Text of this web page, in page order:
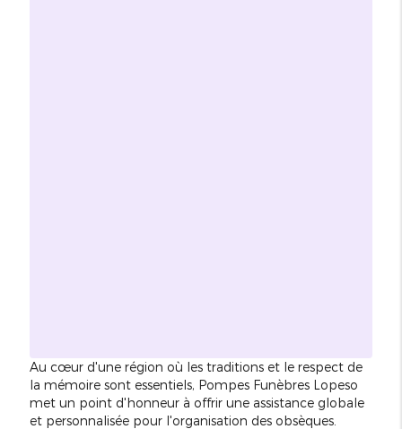
Au cœur d'une région où les traditions et le respect de
la mémoire sont essentiels, Pompes Funèbres Lopeso
met un point d'honneur à offrir une assistance globale
et personnalisée pour l'organisation des obsèques.